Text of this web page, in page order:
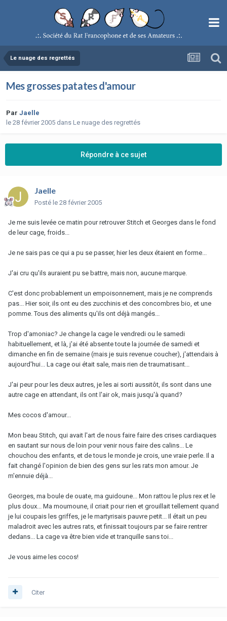
Le nuage des regrettés
Mes grosses patates d'amour
Par Jaelle
le 28 février 2005 dans Le nuage des regrettés
Répondre à ce sujet
Jaelle
Posté le 28 février 2005
Je me suis levée ce matin pour retrouver Stitch et Georges dans le fond
de leur cage, froids...
Je ne sais pas ce qui a pu se passer, hier les deux étaient en forme...
J'ai cru qu'ils auraient pu se battre, mais non, aucune marque.
C'est donc probablement un empoisonnement, mais je ne comprends
pas... Hier soir, ils ont eu des zucchinis et des concombres bio, et une
pomme. Tous des aliments qu'ils ont déjà mangés...
Trop d'amoniac? Je change la cage le vendredi ou le samedi
habituellement, et là, j'ai été absente toute la journée de samedi et
dimanche en fin de semaine (mais je suis revenue coucher), j'attendais à
aujourd'hui... La cage oui était sale, mais rien de traumatisant...
J'ai peur pour les deux autres, je les ai sorti aussitôt, ils sont dans une
autre cage en attendant, ils ont l'air ok, mais jusqu'à quand?
Mes cocos d'amour...
Mon beau Stitch, qui avait l'art de nous faire faire des crises cardiaques
en sautant sur nous de loin pour venir nous faire des calins... Le
chouchou des enfants, et de tous le monde je crois, une vraie perle. Il a
fait changé l'opinion de bien des gens sur les rats mon amour. Je
m'ennuie déjà...
Georges, ma boule de ouate, ma guidoune... Mon rattou le plus rex et le
plus doux... Ma moumoune, il criait pour rien et grouillait tellement quand
je lui coupais les griffes, je le martyrisais pauvre petit... Il était un peu
maladroit avec les autres rats, et finissait toujours par se faire rentrer
dedans... La cage va être bien vide et tranquille sans toi...
Je vous aime les cocos!
Citer